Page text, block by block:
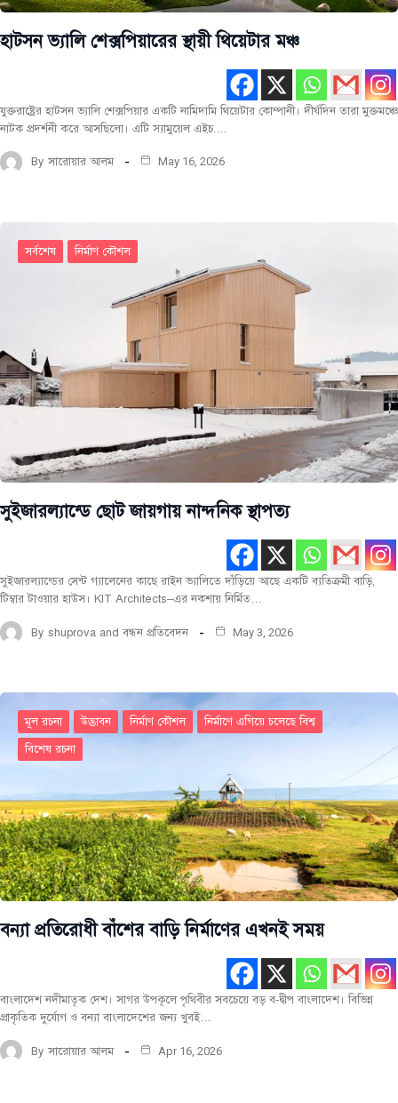
হাটসন ভ্যালি শেক্সপিয়ারের স্থায়ী থিয়েটার মঞ্চ
যুক্তরাষ্ট্রের হাটসন ভ্যালি শেক্সপিয়ার একটি নামিদামি থিয়েটার কোম্পানী। দীর্ঘদিন তারা মুক্তমঞ্চে
নাটক প্রদর্শনী করে আসছিলো। এটি স্যামুয়েল এইচ.…
By সারোয়ার আলম May 16, 2026
সর্বশেষ নির্মাণ কৌশল
সুইজারল্যান্ডে ছোট জায়গায় নান্দনিক স্থাপত্য
সুইজারল্যান্ডের সেন্ট গ্যালেনের কাছে রাইন ভ্যালিতে দাঁড়িয়ে আছে একটি ব্যতিক্রমী বাড়ি,
টিম্বার টাওয়ার হাউস। KIT Architects–এর নকশায় নির্মিত…
By shuprova and বন্ধন প্রতিবেদন May 3, 2026
মূল রচনা উদ্ভাবন নির্মাণ কৌশল
নির্মাণে এগিয়ে চলেছে বিশ্ব
বিশেষ রচনা
বন্যা প্রতিরোধী বাঁশের বাড়ি নির্মাণের এখনই সময়
বাংলাদেশ নদীমাতৃক দেশ। সাগর উপকূলে পৃথিবীর সবচেয়ে বড় ব-দ্বীপ বাংলাদেশ। বিভিন্ন
প্রাকৃতিক দুর্যোগ ও বন্যা বাংলাদেশের জন্য খুবই…
By সারোয়ার আলম Apr 16, 2026